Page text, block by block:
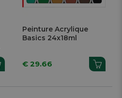
Peinture Acrylique
Basics 24x18ml
€ 29.66